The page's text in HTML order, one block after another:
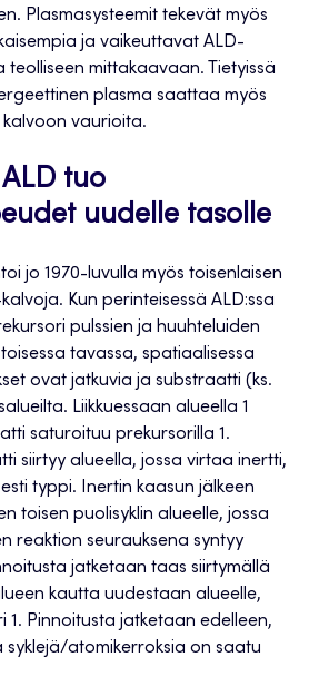
Plasmasysteemit tekevät myös
ja vaikeuttavat ALD-
teolliseen mittakaavaan. Tietyissä
plasma saattaa myös
vaurioita.
tuo
uudelle tasolle
jo 1970-luvulla myös toisenlaisen
Kun perinteisessä ALD:ssa
pulssien ja huuhteluiden
tavassa, spatiaalisessa
ovat jatkuvia ja substraatti (ks.
Liikkuessaan alueella 1
saturoituu prekursorilla 1.
siirtyy alueella, jossa virtaa inertti,
typpi. Inertin kaasun jälkeen
toisen puolisyklin alueelle, jossa
reaktion seurauksena syntyy
jatketaan taas siirtymällä
kautta uudestaan alueelle,
1. Pinnoitusta jatketaan edelleen,
syklejä/atomikerroksia on saatu